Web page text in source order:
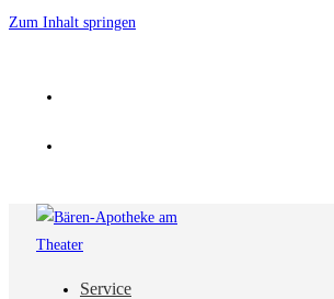
Zum Inhalt springen
Service